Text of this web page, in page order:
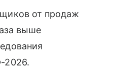
от продаж
выше
2026.